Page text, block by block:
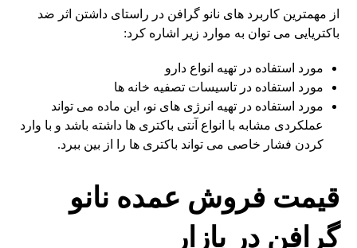
از مهمترین کاربرد های نانو گرافن در راستای داشتن اثر ضد
باکتریایی می توان به موارد زیر اشاره کرد:
مورد استفاده در تهیه انواع دارو
مورد استفاده در تاسیسات تصفیه خانه ها
مورد استفاده در تهیه انرژی های نو، این ماده می ‌تواند
عملکردی مشابه با انواع آنتی باکتری ها داشته باشد و با وارد
کردن فشار خاصی می تواند باکتری ها را از بین ببرد.
قیمت فروش عمده نانو
گرافن در بازار